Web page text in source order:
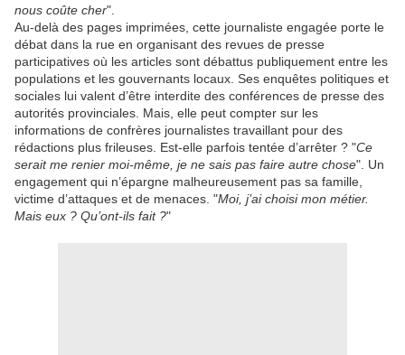
nous coûte cher".
Au-delà des pages imprimées, cette journaliste engagée porte le
débat dans la rue en organisant des revues de presse
participatives où les articles sont débattus publiquement entre les
populations et les gouvernants locaux. Ses enquêtes politiques et
sociales lui valent d’être interdite des conférences de presse des
autorités provinciales. Mais, elle peut compter sur les
informations de confrères journalistes travaillant pour des
rédactions plus frileuses. Est-elle parfois tentée d’arrêter ? "Ce
serait me renier moi-même, je ne sais pas faire autre chose". Un
engagement qui n’épargne malheureusement pas sa famille,
victime d’attaques et de menaces. "Moi, j’ai choisi mon métier.
Mais eux ? Qu’ont-ils fait ?"